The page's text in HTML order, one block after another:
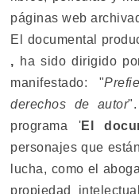
páginas web
El documental
, ha sido dirigido
manifestado: "
derechos de autor
programa 'El
personajes que
lucha, como el
propiedad